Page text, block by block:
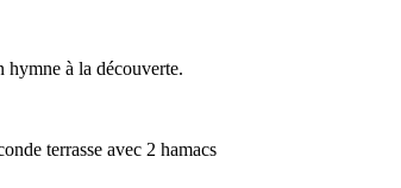
hymne à la découverte.
terrasse avec 2 hamacs